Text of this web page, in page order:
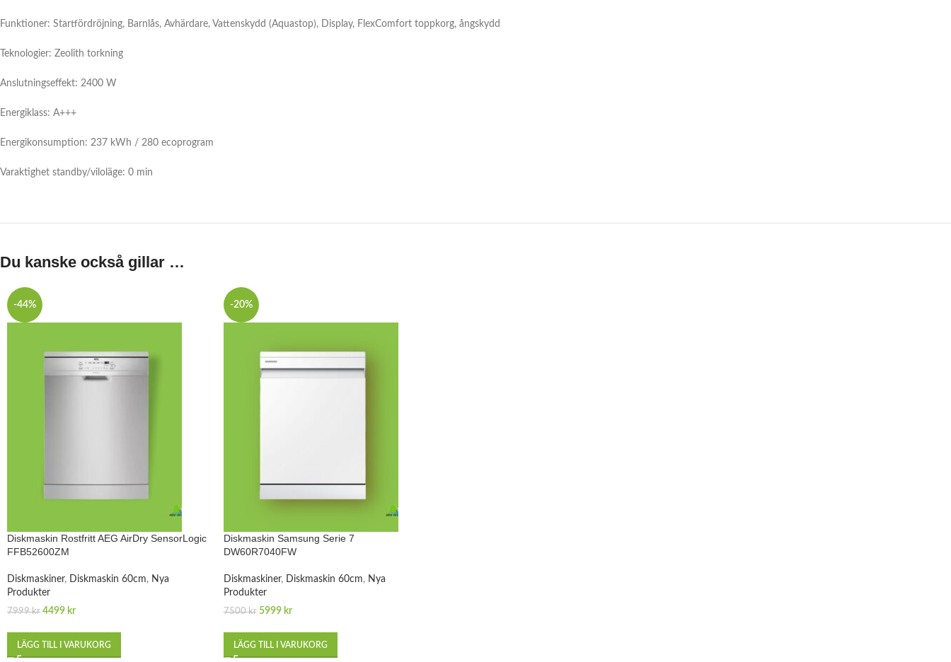
Funktioner: Startfördröjning, Barnlås, Avhärdare, Vattenskydd (Aquastop), Display, FlexComfort toppkorg, ångskydd
Teknologier: Zeolith torkning
Anslutningseffekt: 2400 W
Energiklass: A+++
Energikonsumption: 237 kWh / 280 ecoprogram
Varaktighet standby/viloläge: 0 min
Du kanske också gillar …
-44%
Diskmaskin Rostfritt AEG AirDry SensorLogic
FFB52600ZM
Diskmaskiner, Diskmaskin 60cm, Nya
Produkter
7999kr 4499 kr
LÄGG TILL I VARUKORG
-20%
Diskmaskin Samsung Serie 7
DW60R7040FW
Diskmaskiner, Diskmaskin 60cm, Nya
Produkter
7500kr 5999 kr
LÄGG TILL I VARUKORG